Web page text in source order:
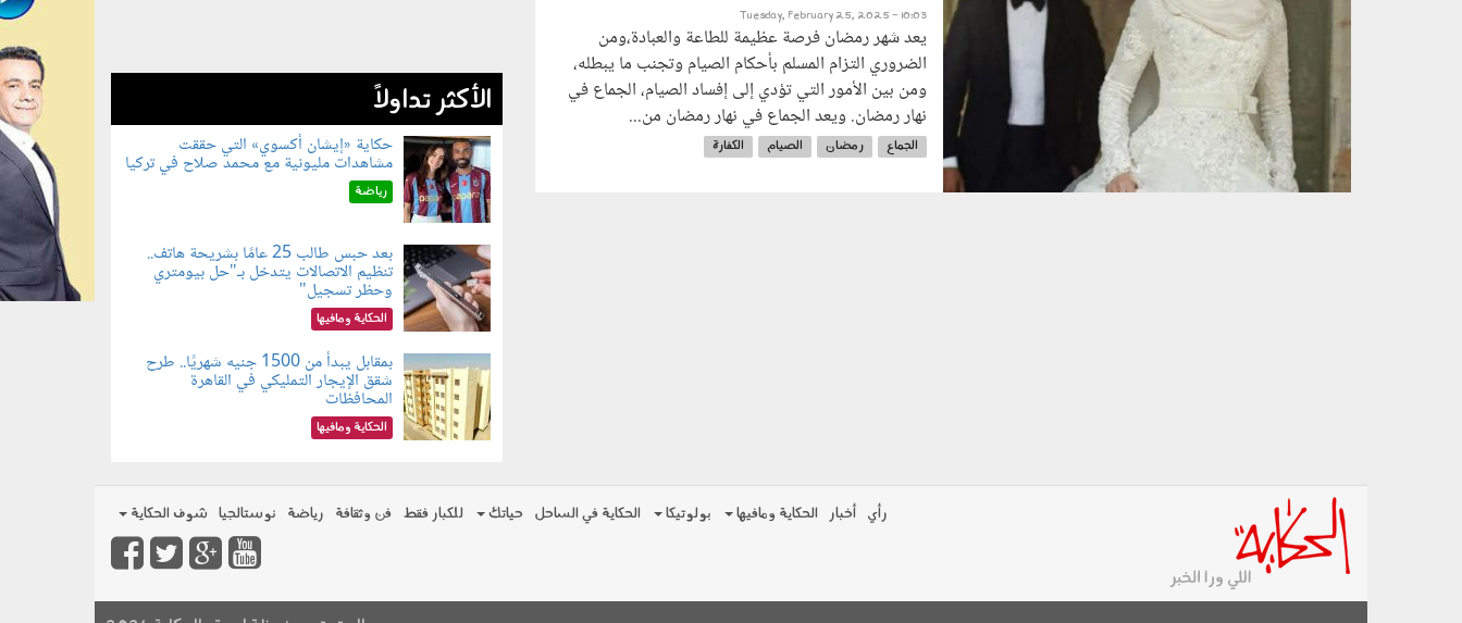
Tuesday, February 25, 2025 - 10:03
يعد شهر رمضان فرصة عظيمة للطاعة والعبادة،ومن
الضروري التزام المسلم بأحكام الصيام وتجنب ما يبطله،
ومن بين الأمور التي تؤدي إلى إفساد الصيام، الجماع في
نهار رمضان. ويعد الجماع في نهار رمضان من...
الجماع رمضان الصيام الكفارة
الأكثر تداولاً
080802.jpg
حكاية «إيشان أكسوي» التي حققت
مشاهدات مليونية مع محمد صلاح في تركيا
رياضة
080803.jpg
بعد حبس طالب 25 عامًا بشريحة هاتف..
تنظيم الاتصالات يتدخل بـ"حل بيومتري
وحظر تسجيل"
الحكاية ومافيها
080801.jpg
بمقابل يبدأ من 1500 جنيه شهريًا.. طرح
شقق الإيجار التمليكي في القاهرة
المحافظات
الحكاية ومافيها
رأي أخبار الحكاية ومافيها بولوتيكا الحكاية في الساحل حياتك للكبار فقط فن وثقافة رياضة نوستالجيا شوف الحكاية